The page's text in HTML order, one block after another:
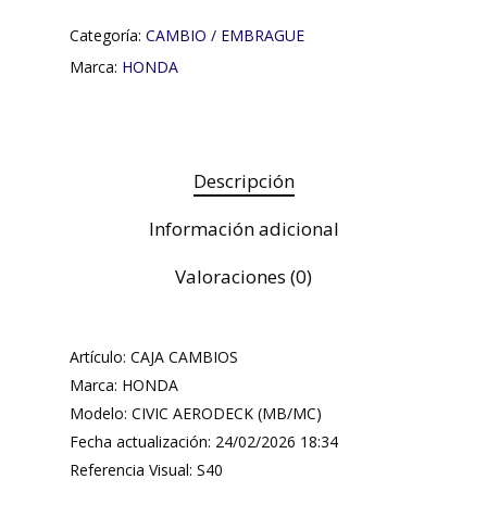
Categoría: CAMBIO / EMBRAGUE
Marca: HONDA
Descripción
Información adicional
Valoraciones (0)
Artículo: CAJA CAMBIOS
Marca: HONDA
Modelo: CIVIC AERODECK (MB/MC)
Fecha actualización: 24/02/2026 18:34
Referencia Visual: S40